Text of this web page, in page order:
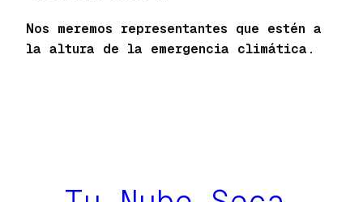
Nos meremos representantes que estén a
la altura de la emergencia climática.